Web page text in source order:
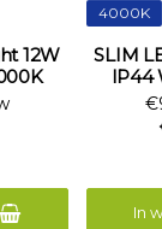
12W
4000K
SLIM
IP44
In